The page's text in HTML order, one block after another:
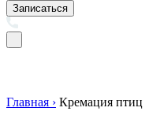
Записаться
Главная › Кремация птиц